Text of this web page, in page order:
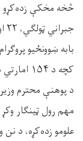
بابه ښوونځيو
کچه د ۱۵۴ امارتي ښووڼځيو ملاتړ په ځان کې رانغاړي.
د پوهنې محترم
مهم رول ټینګار
علومو زده‌کړه، د